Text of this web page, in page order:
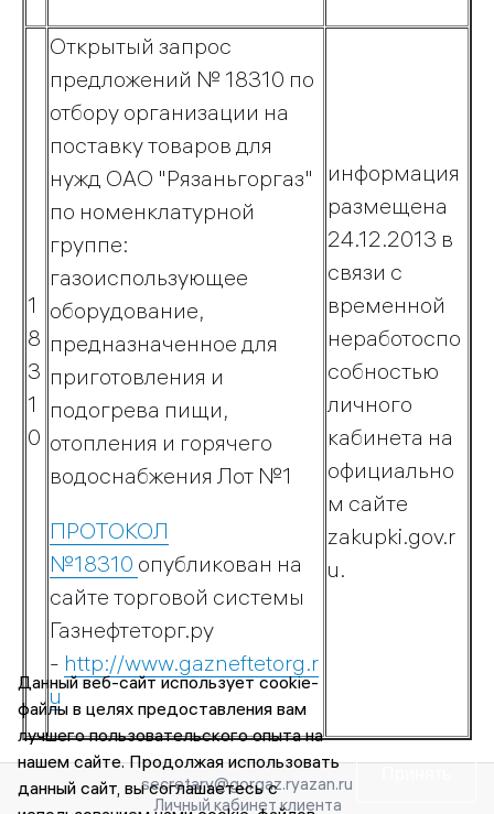
оборудования
«ПРОМЕТЕЙ»
1
8
3
1
0
Открытый запрос
предложений № 18310 по
отбору организации на
поставку товаров для
нужд ОАО "Рязаньгоргаз"
по номенклатурной
группе:
газоиспользующее
оборудование,
предназначенное для
приготовления и
подогрева пищи,
отопления и горячего
водоснабжения Лот №1
ПРОТОКОЛ
№18310 опубликован на
сайте торговой системы
Газнефтеторг.ру
- http://www.gazneftetorg.r
u
информация
размещена
24.12.2013 в
связи с
временной
неработоспо
собностью
личного
кабинета на
официально
м сайте
zakupki.gov.r
u.
Личный кабинет клиента
secretary@gorgaz.ryazan.ru
Данный веб-сайт использует cookie-
файлы в целях предоставления вам
лучшего пользовательского опыта на
нашем сайте. Продолжая использовать
данный сайт, вы соглашаетесь с